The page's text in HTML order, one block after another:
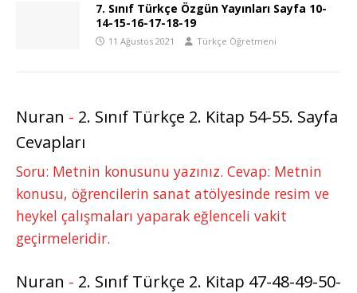
7. Sınıf Türkçe Özgün Yayınları Sayfa 10-
14-15-16-17-18-19
11 Ağustos 2021 Türkçe Öğretmeni
Nuran - 2. Sınıf Türkçe 2. Kitap 54-55. Sayfa
Cevapları
Soru: Metnin konusunu yazınız. Cevap: Metnin
konusu, öğrencilerin sanat atölyesinde resim ve
heykel çalışmaları yaparak eğlenceli vakit
geçirmeleridir.
Nuran - 2. Sınıf Türkçe 2. Kitap 47-48-49-50-